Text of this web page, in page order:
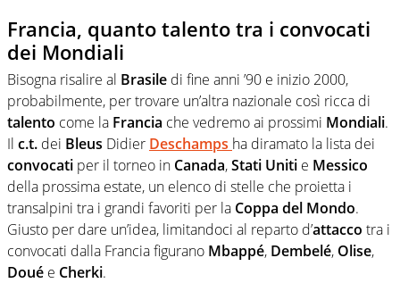
Francia, quanto talento tra i convocati
dei Mondiali
Bisogna risalire al Brasile di fine anni ’90 e inizio 2000,
probabilmente, per trovare un’altra nazionale così ricca di
talento come la Francia che vedremo ai prossimi Mondiali.
Il c.t. dei Bleus Didier Deschamps ha diramato la lista dei
convocati per il torneo in Canada,Stati Uniti e Messico
della prossima estate, un elenco di stelle che proietta i
transalpini tra i grandi favoriti per la Coppa del Mondo.
Giusto per dare un’idea, limitandoci al reparto d’attacco tra i
convocati dalla Francia figurano Mbappé, Dembelé, Olise,
Doué e Cherki.